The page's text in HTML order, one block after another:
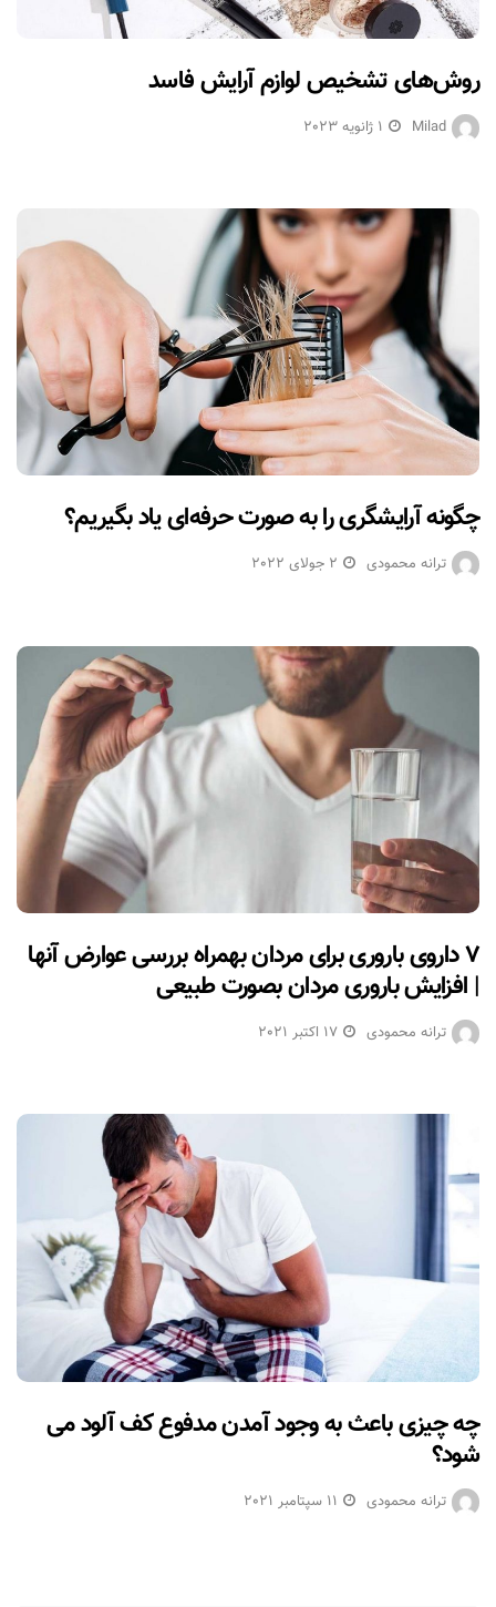
روش‌های تشخیص لوازم آرایش فاسد
Milad 1 ژانویه 2023
چگونه آرایشگری را به صورت حرفه‌ای یاد بگیریم؟
ترانه محمودی 2 جولای 2022
۷ داروی باروری برای مردان بهمراه بررسی عوارض آنها
| افزایش باروری مردان بصورت طبیعی
ترانه محمودی 17 اکتبر 2021
چه چیزی باعث به وجود آمدن مدفوع کف آلود می
شود؟
ترانه محمودی 11 سپتامبر 2021